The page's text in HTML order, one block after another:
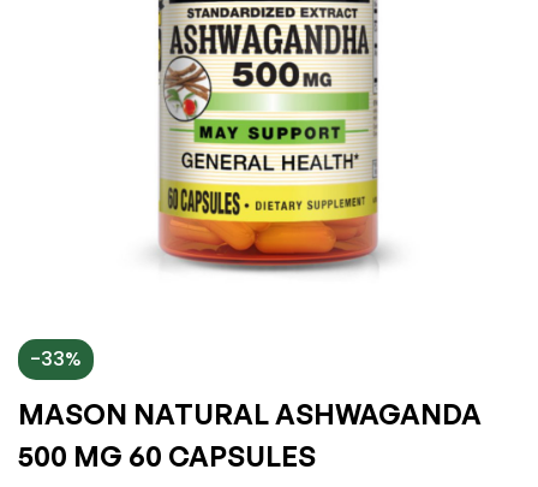
-33%
MASON NATURAL ASHWAGANDA
500 MG 60 CAPSULES